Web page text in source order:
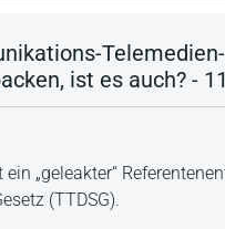
ist es auch? -
ein „geleakter“
(TTDSG).